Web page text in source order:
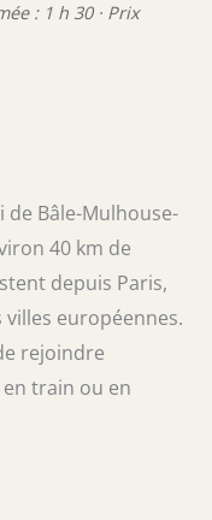
: 1 h 30 · Prix
de Bâle-Mulhouse-
40 km de
depuis Paris,
européennes.
rejoindre
train ou en